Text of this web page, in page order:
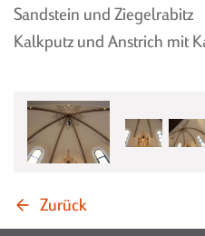
PLANUNG
MONTAGE TONNE UND
MASSE KAPPENGEWÖLBE
Sandstein und Ziegelrabitz
Kalkputz und Anstrich mit
Zurück